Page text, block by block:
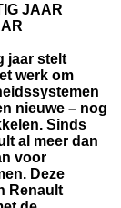
JAAR
jaar stelt
werk om
nieuwe – nog
Sinds
al meer dan
voor
Deze
Renault